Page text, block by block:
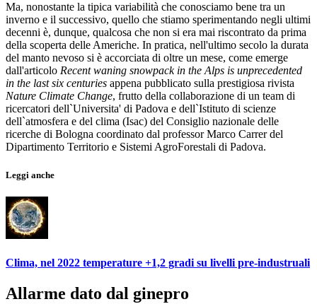
Ma, nonostante la tipica variabilità che conosciamo bene tra un
inverno e il successivo, quello che stiamo sperimentando negli ultimi
decenni è, dunque, qualcosa che non si era mai riscontrato da prima
della scoperta delle Americhe. In pratica, nell'ultimo secolo la durata
del manto nevoso si è accorciata di oltre un mese, come emerge
dall'articolo Recent waning snowpack in the Alps is unprecedented
in the last six centuries appena pubblicato sulla prestigiosa rivista
Nature Climate Change, frutto della collaborazione di un team di
ricercatori dell`Universita' di Padova e dell`Istituto di scienze
dell`atmosfera e del clima (Isac) del Consiglio nazionale delle
ricerche di Bologna coordinato dal professor Marco Carrer del
Dipartimento Territorio e Sistemi AgroForestali di Padova.
Leggi anche
Clima, nel 2022 temperature +1,2 gradi su livelli pre-industruali
Allarme dato dal ginepro